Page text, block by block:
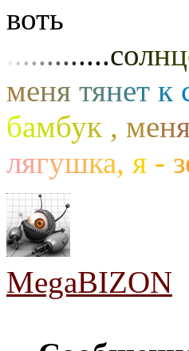
воть
............солнц
меня тянет к
бамбук , мен
лягушка, я - з
MegaBIZON